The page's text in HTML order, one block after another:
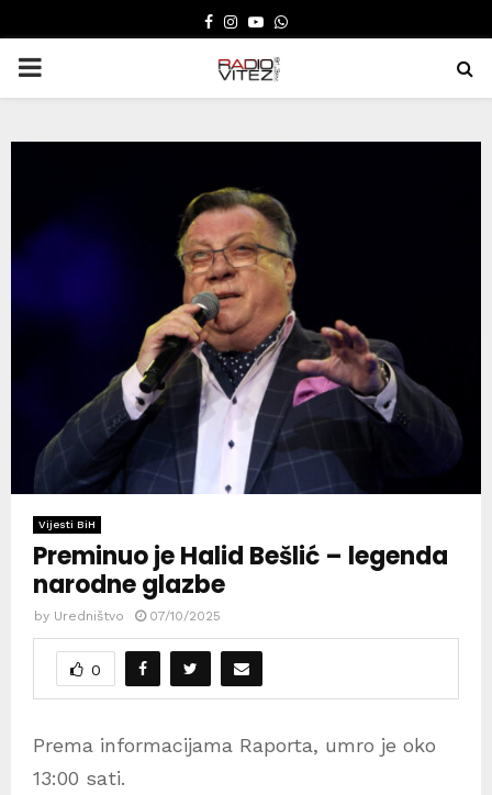
FACEBOOK
INSTAGRAM
YOUTUBE
WHATSAPP
PRIMARY
Vijesti BiH
Preminuo je Halid Bešlić – legenda
narodne glazbe
by Uredništvo 07/10/2025
0
Prema informacijama Raporta, umro je oko
13:00 sati.